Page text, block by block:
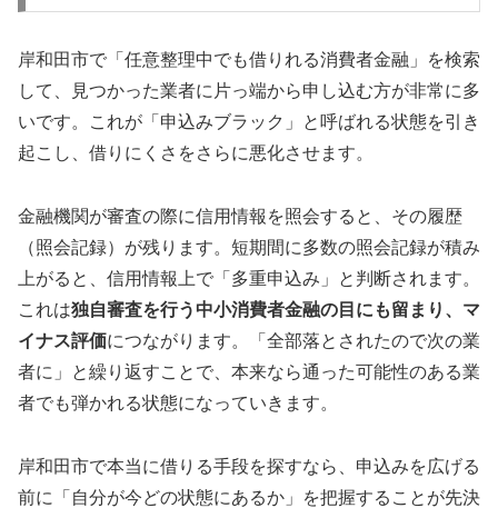
岸和田市で「任意整理中でも借りれる消費者金融」を検索
して、見つかった業者に片っ端から申し込む方が非常に多
いです。これが「申込みブラック」と呼ばれる状態を引き
起こし、借りにくさをさらに悪化させます。
金融機関が審査の際に信用情報を照会すると、その履歴
（照会記録）が残ります。短期間に多数の照会記録が積み
上がると、信用情報上で「多重申込み」と判断されます。
これは独自審査を行う中小消費者金融の目にも留まり、マ
イナス評価につながります。「全部落とされたので次の業
者に」と繰り返すことで、本来なら通った可能性のある業
者でも弾かれる状態になっていきます。
岸和田市で本当に借りる手段を探すなら、申込みを広げる
前に「自分が今どの状態にあるか」を把握することが先決